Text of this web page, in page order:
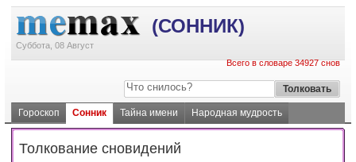
(СОННИК)
Суббота, 08 Август
Всего в словаре 34927 снов
Гороскоп Сонник Тайна имени Народная мудрость
Толкование сновидений